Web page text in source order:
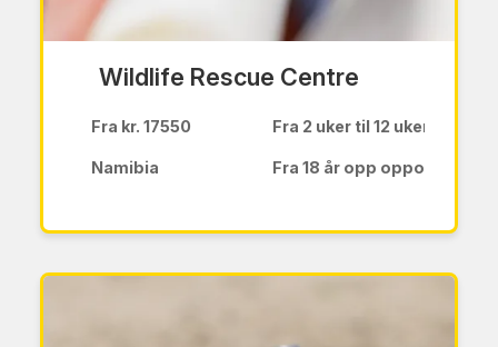
Wildlife Rescue Centre
Fra kr. 17550 Fra 2 uker til 12 uker
Namibia Fra 18 år opp oppover